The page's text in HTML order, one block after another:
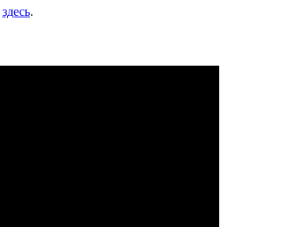
здесь.